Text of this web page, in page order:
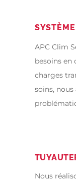
APC Clim
besoins en
charges
soins, nous
Nous